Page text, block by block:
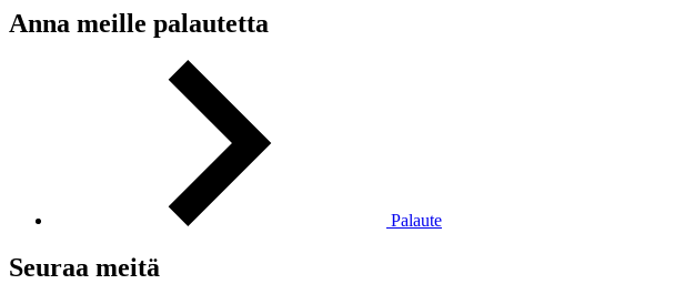
Anna meille palautetta
Palaute
Seuraa meitä